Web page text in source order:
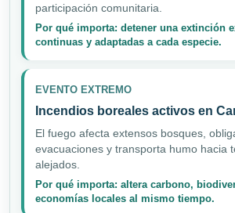
participación comunitaria.
Por qué importa: detener una extinción
continuas y adaptadas a cada especie.
EVENTO EXTREMO
Incendios boreales activos en
El fuego afecta extensos bosques,
evacuaciones y transporta humo hacia
alejados.
Por qué importa: altera carbono,
economías locales al mismo tiempo.